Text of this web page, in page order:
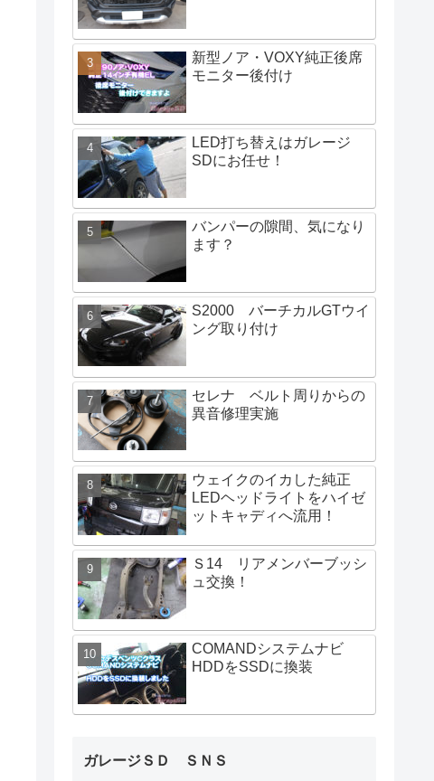
新型ノア・VOXY純正後席
モニター後付け
LED打ち替えはガレージ
SDにお任せ！
バンパーの隙間、気になり
ます？
S2000 バーチカルGTウイ
ング取り付け
セレナ ベルト周りからの
異音修理実施
ウェイクのイカした純正
LEDヘッドライトをハイゼ
ットキャディへ流用！
Ｓ14 リアメンバーブッシ
ュ交換！
COMANDシステムナビ
HDDをSSDに換装
ガレージＳＤ ＳＮＳ